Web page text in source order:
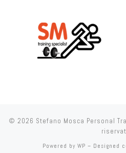
© 2026 Stefano Mosca Personal
Powered by WP – Designed